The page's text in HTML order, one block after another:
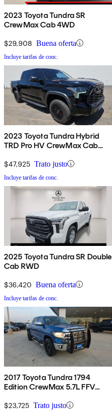
2023 Toyota Tundra SR
CrewMax Cab 4WD
$29,908 Buena oferta
Incluye tarifas de conc.
2023 Toyota Tundra Hybrid
TRD Pro HV CrewMax Cab
$47,925 Trato justo
Incluye tarifas de conc.
2025 Toyota Tundra SR Double
Cab RWD
$36,420 Buena oferta
Incluye tarifas de conc.
2017 Toyota Tundra 1794
Edition CrewMax 5.7L FFV
$23,725 Trato justo